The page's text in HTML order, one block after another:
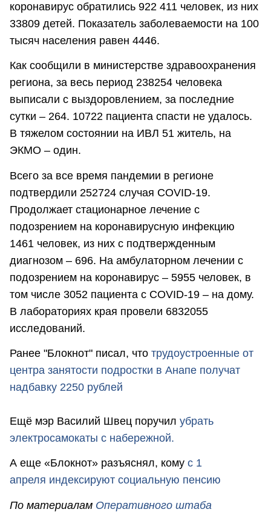
коронавирус обратились 922 411 человек, из них
33809 детей. Показатель заболеваемости на 100
тысяч населения равен 4446.
Как сообщили в министерстве здравоохранения
региона, за весь период 238254 человека
выписали с выздоровлением, за последние
сутки – 264. 10722 пациента спасти не удалось.
В тяжелом состоянии на ИВЛ 51 житель, на
ЭКМО – один.
Всего за все время пандемии в регионе
подтвердили 252724 случая COVID-19.
Продолжает стационарное лечение с
подозрением на коронавирусную инфекцию
1461 человек, из них с подтвержденным
диагнозом – 696. На амбулаторном лечении с
подозрением на коронавирус – 5955 человек, в
том числе 3052 пациента с COVID-19 – на дому.
В лабораториях края провели 6832055
исследований.
Ранее "Блокнот" писал, что трудоустроенные от
центра занятости подростки в Анапе получат
надбавку 2250 рублей
Ещё мэр Василий Швец поручил убрать
электросамокаты с набережной.
А еще «Блокнот» разъяснял, кому с 1
апреля индексируют социальную пенсию
По материалам Оперативного штаба